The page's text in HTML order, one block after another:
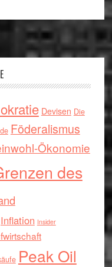
Devisen Die
Föderalismus
Ökonomie
des
Inflation Insider
Peak Oil